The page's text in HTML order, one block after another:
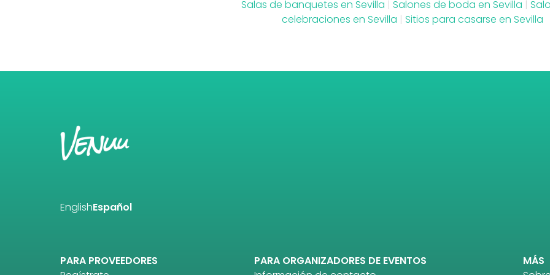
Salas de banquetes en Sevilla | Salones de boda en Sevilla |
celebraciones en Sevilla | Sitios para casarse en Sevilla
EnglishEspañol
PARA PROVEEDORES
PARA ORGANIZADORES DE EVENTOS
MÁS